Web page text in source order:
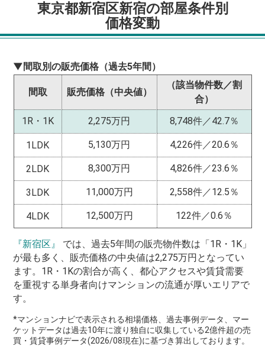
東京都新宿区新宿の部屋条件別
価格変動
▼間取別の販売価格（過去5年間）
間取 販売価格（中央値）
（該当物件数／割
合）
1R・1K
2,275万円 8,748件／42.7％
1LDK 5,130万円 4,226件／20.6％
2LDK 8,300万円 4,826件／23.6％
3LDK 11,000万円 2,558件／12.5％
4LDK 12,500万円 122件／0.6％
『新宿区』
では、過去5年間の販売物件数は「1R・1K」
が最も多く、販売価格の中央値は2,275万円となってい
ます。1R・1Kの割合が高く、都心アクセスや賃貸需要
を重視する単身者向けマンションの流通が厚いエリアで
す。
*マンションナビで表示される相場価格、過去事例データ、マー
ケットデータは過去10年に渡り独自に収集している2億件超の売
買・賃貸事例データ(2026/08現在)に基づき算出しております。